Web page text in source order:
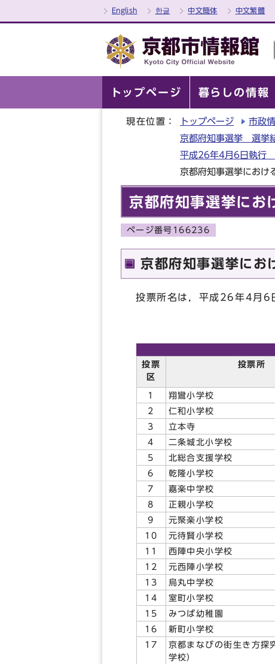
English 한글 中文簡体 中文繁體
トップページ 暮らしの情報
現在位置： トップページ 市政
京都府知事選挙 選挙
平成26年4月6日執行
京都府知事選挙におけ
京都府知事選挙にお
ページ番号166236
京都府知事選挙にお
投票所名は，平成26年4月6
投票
区
投票所
1
翔鸞小学校
2
仁和小学校
3
立本寺
4
二条城北小学校
5
北総合支援学校
6
乾隆小学校
7
嘉楽中学校
8
正親小学校
9
元聚楽小学校
10
元待賢小学校
11
西陣中央小学校
12
元西陣小学校
13
烏丸中学校
14
室町小学校
15
みつば幼稚園
16
新町小学校
17
京都まなびの街生き方探
学校）